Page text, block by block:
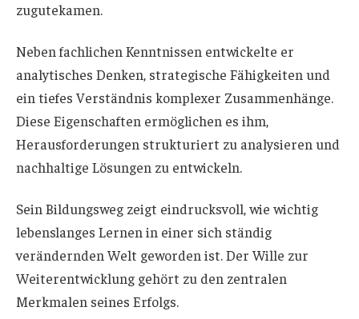
zugutekamen.
Neben fachlichen Kenntnissen entwickelte er
analytisches Denken, strategische Fähigkeiten und
ein tiefes Verständnis komplexer Zusammenhänge.
Diese Eigenschaften ermöglichen es ihm,
Herausforderungen strukturiert zu analysieren und
nachhaltige Lösungen zu entwickeln.
Sein Bildungsweg zeigt eindrucksvoll, wie wichtig
lebenslanges Lernen in einer sich ständig
verändernden Welt geworden ist. Der Wille zur
Weiterentwicklung gehört zu den zentralen
Merkmalen seines Erfolgs.